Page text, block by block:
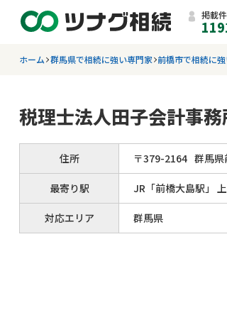
掲載
ホーム 群馬県で相続に強い専門家 前橋市で相続に
税理士法人田子会計事
住所 〒379-2164 群馬
最寄り駅 JR「前橋大島駅」
対応エリア 群馬県